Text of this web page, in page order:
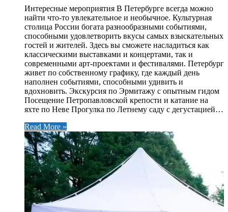
Интересные мероприятия В Петербурге всегда можно
найти что-то увлекательное и необычное. Культурная
столица России богата разнообразными событиями,
способными удовлетворить вкусы самых взыскательных
гостей и жителей. Здесь вы сможете насладиться как
классическими выставками и концертами, так и
современными арт-проектами и фестивалями. Петербург
живет по собственному графику, где каждый день
наполнен событиями, способными удивить и
вдохновить. Экскурсия по Эрмитажу с опытным гидом
Посещение Петропавловской крепости и катание на
яхте по Неве Прогулка по Летнему саду с дегустацией…
Read More »